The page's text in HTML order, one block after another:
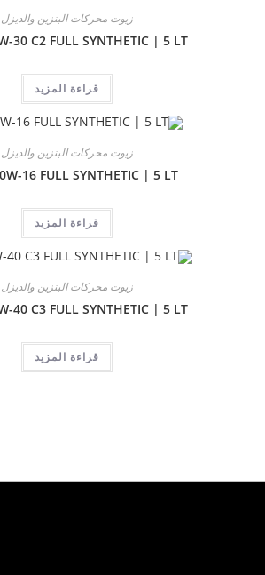
زيوت محركات البنزين والديزل
30 C2 FULL SYNTHETIC | 5 LT
قراءة المزيد
زيوت محركات البنزين والديزل
16 FULL SYNTHETIC | 5 LT
قراءة المزيد
زيوت محركات البنزين والديزل
40 C3 FULL SYNTHETIC | 5 LT
قراءة المزيد